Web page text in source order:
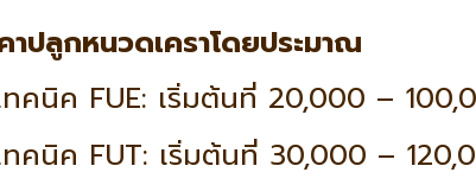
าปลูกหนวดเคราโดยประมาณ
ทคนิค FUE: เริ่มต้นที่ 20,000 –
ทคนิค FUT: เริ่มต้นที่ 30,000 –